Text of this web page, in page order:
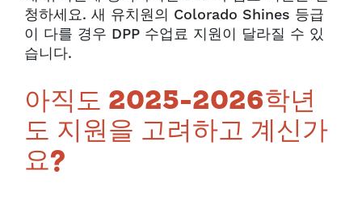
청하세요. 새 유치원의 Colorado Shines 등급
이 다를 경우 DPP 수업료 지원이 달라질 수 있
습니다.
아직도 2025-2026학년
도 지원을 고려하고 계신가
요?